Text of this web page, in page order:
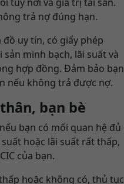
trả nợ đúng hạn.
đồ uy tín, có giấy phép
minh bạch, lãi suất và
hợp đồng. Đảm bảo bạn
nếu không trả được nợ.
bạn bè
bạn có mối quan hệ đủ
hoặc lãi suất rất thấp,
của bạn.
hoặc không có, thủ tục